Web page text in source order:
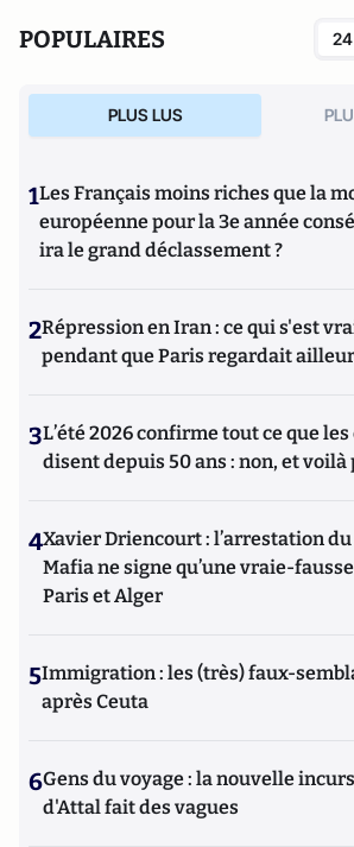
POPULAIRES
PLUS LUS
1Les Français moins riches que la
européenne pour la 3e année
ira le grand déclassement ?
2Répression en Iran : ce qui s'est
pendant que Paris regardait
3L’été 2026 confirme tout ce que
disent depuis 50 ans : non, et
4Xavier Driencourt : l’arrestation du
Mafia ne signe qu’une vraie-
Paris et Alger
5Immigration : les (très) faux-
après Ceuta
6Gens du voyage : la nouvelle
d'Attal fait des vagues